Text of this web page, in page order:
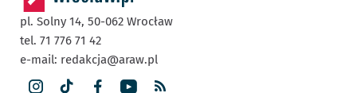
pl. Solny 14, 50-062 Wrocław
tel. 71 776 71 42
e-mail: redakcja@araw.pl